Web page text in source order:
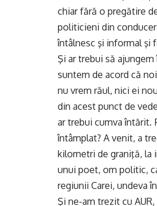
chiar fără o pregătire
politicieni din
întâlnesc şi informal şi
Şi ar trebui să
suntem de acord că
nu vrem răul, nici ei
din acest punct de
ar trebui cumva întărit.
întâmplat? A venit, a
kilometri de graniţă, la
unui poet, om politic,
regiunii Carei, undeva
Şi ne-am trezit cu AUR,